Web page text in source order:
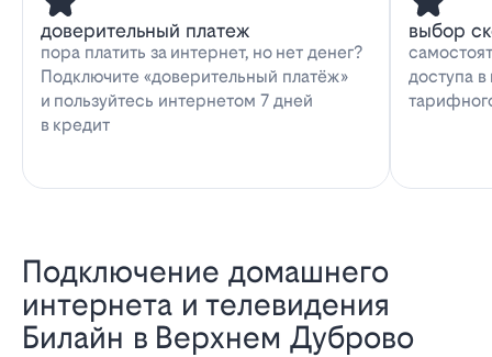
доверительный платеж
пора платить за интернет, но нет денег?
Подключите «доверительный платёж»
и пользуйтесь интернетом 7 дней
в кредит
выбор
доступа
Подключение домашнего
интернета и телевидения
Билайн в Верхнем Дуброво